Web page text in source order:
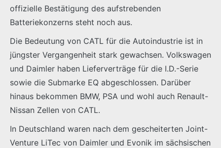
offizielle Bestätigung des aufstrebenden
Batteriekonzerns steht noch aus.
Die Bedeutung von CATL für die Autoindustrie ist in
jüngster Vergangenheit stark gewachsen. Volkswagen
und Daimler haben Lieferverträge für die I.D.-Serie
sowie die Submarke EQ abgeschlossen. Darüber
hinaus bekommen BMW, PSA und wohl auch Renault-
Nissan Zellen von CATL.
In Deutschland waren nach dem gescheiterten Joint-
Venture LiTec von Daimler und Evonik im sächsischen